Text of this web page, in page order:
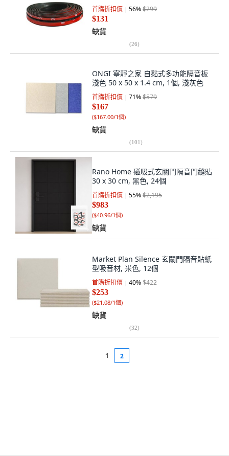
首購折扣價 56%$299
$131
缺貨
(26)
ONGI 寧靜之家 自黏式多功能隔音板
淺色 50 x 50 x 1.4 cm, 1個, 淺灰色
首購折扣價 71%$579
$167
($167.00/1個)
缺貨
(101)
Rano Home 磁吸式玄關門隔音門縫貼
30 x 30 cm, 黑色, 24個
首購折扣價 55%$2,195
$983
($40.96/1個)
缺貨
Market Plan Silence 玄關門隔音貼紙
型吸音材, 米色, 12個
首購折扣價 40%$422
$253
($21.08/1個)
缺貨
(32)
1 2